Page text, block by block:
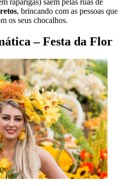
, brincando com as pessoas que
os seus chocalhos.
– Festa da Flor